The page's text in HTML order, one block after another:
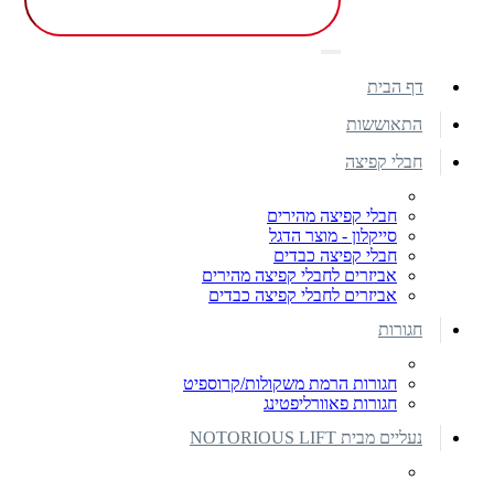
דף הבית
התאוששות
חבלי קפיצה
חבלי קפיצה מהירים
סייקלון - מוצר הדגל
חבלי קפיצה כבדים
אביזרים לחבלי קפיצה מהירים
אביזרים לחבלי קפיצה כבדים
חגורות
חגורות הרמת משקולות/קרוספיט
חגורות פאוורליפטינג
נעליים מבית NOTORIOUS LIFT